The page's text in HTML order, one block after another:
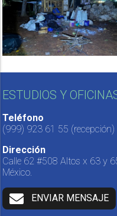
ESTUDIOS Y
Teléfono
(999) 923 61 55 (recepción)
Dirección
Calle 62 #508 Altos x 63 y
México.
ENVIAR MENSAJE